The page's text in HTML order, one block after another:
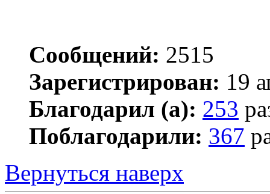
Сообщений: 2515
Зарегистрирован: 19
Благодарил (а): 253
Поблагодарили: 367
Вернуться наверх